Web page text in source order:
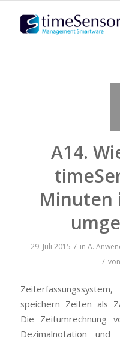
A14.
Minuten
29. Juli 2015 / in A.
/ von
speichern Zeiten als
Die Zeitumrechnung
Dezimalnotation